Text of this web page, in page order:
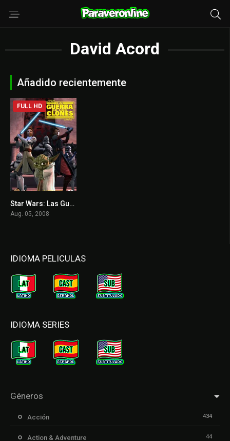
David Acord
Añadido recientemente
6
FULL HD
Star Wars: Las Guerras Clónicas
Aug. 05, 2008
IDIOMA PELICULAS
IDIOMA SERIES
Géneros
Acción 434
Action & Adventure 44